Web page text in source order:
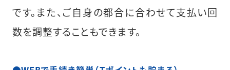
です。また、ご自身の都合に合わせて支払い回
数を調整することもできます。